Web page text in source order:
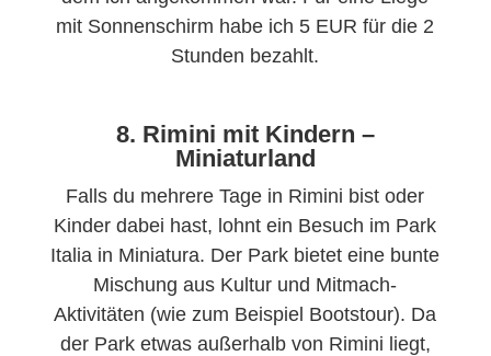
mit Sonnenschirm habe ich 5 EUR für die 2
Stunden bezahlt.
8. Rimini mit Kindern –
Miniaturland
Falls du mehrere Tage in Rimini bist oder
Kinder dabei hast, lohnt ein Besuch im Park
Italia in Miniatura. Der Park bietet eine bunte
Mischung aus Kultur und Mitmach-
Aktivitäten (wie zum Beispiel Bootstour). Da
der Park etwas außerhalb von Rimini liegt,